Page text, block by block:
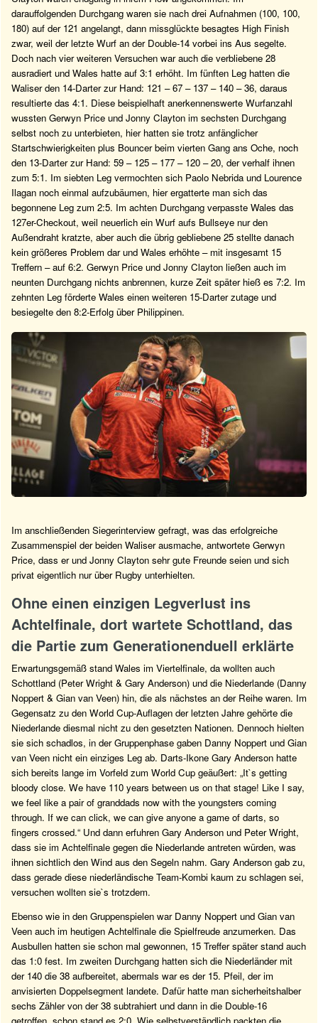
darauffolgenden Durchgang waren sie nach drei Aufnahmen (100, 100,
180) auf der 121 angelangt, dann missglückte besagtes High Finish
zwar, weil der letzte Wurf an der Double-14 vorbei ins Aus segelte.
Doch nach vier weiteren Versuchen war auch die verbliebene 28
ausradiert und Wales hatte auf 3:1 erhöht. Im fünften Leg hatten die
Waliser den 14-Darter zur Hand: 121 – 67 – 137 – 140 – 36, daraus
resultierte das 4:1. Diese beispielhaft anerkennenswerte Wurfanzahl
wussten Gerwyn Price und Jonny Clayton im sechsten Durchgang
selbst noch zu unterbieten, hier hatten sie trotz anfänglicher
Startschwierigkeiten plus Bouncer beim vierten Gang ans Oche, noch
den 13-Darter zur Hand: 59 – 125 – 177 – 120 – 20, der verhalf ihnen
zum 5:1. Im siebten Leg vermochten sich Paolo Nebrida und Lourence
Ilagan noch einmal aufzubäumen, hier ergatterte man sich das
begonnene Leg zum 2:5. Im achten Durchgang verpasste Wales das
127er-Checkout, weil neuerlich ein Wurf aufs Bullseye nur den
Außendraht kratzte, aber auch die übrig gebliebene 25 stellte danach
kein größeres Problem dar und Wales erhöhte – mit insgesamt 15
Treffern – auf 6:2. Gerwyn Price und Jonny Clayton ließen auch im
neunten Durchgang nichts anbrennen, kurze Zeit später hieß es 7:2. Im
zehnten Leg förderte Wales einen weiteren 15-Darter zutage und
besiegelte den 8:2-Erfolg über Philippinen.
Im anschließenden Siegerinterview gefragt, was das erfolgreiche
Zusammenspiel der beiden Waliser ausmache, antwortete Gerwyn
Price, dass er und Jonny Clayton sehr gute Freunde seien und sich
privat eigentlich nur über Rugby unterhielten.
Ohne einen einzigen Legverlust ins
Achtelfinale, dort wartete Schottland, das
die Partie zum Generationenduell erklärte
Erwartungsgemäß stand Wales im Viertelfinale, da wollten auch
Schottland (Peter Wright & Gary Anderson) und die Niederlande (Danny
Noppert & Gian van Veen) hin, die als nächstes an der Reihe waren. Im
Gegensatz zu den World Cup-Auflagen der letzten Jahre gehörte die
Niederlande diesmal nicht zu den gesetzten Nationen. Dennoch hielten
sie sich schadlos, in der Gruppenphase gaben Danny Noppert und Gian
van Veen nicht ein einziges Leg ab. Darts-Ikone Gary Anderson hatte
sich bereits lange im Vorfeld zum World Cup geäußert: „It`s getting
bloody close. We have 110 years between us on that stage! Like I say,
we feel like a pair of granddads now with the youngsters coming
through. If we can click, we can give anyone a game of darts, so
fingers crossed.“ Und dann erfuhren Gary Anderson und Peter Wright,
dass sie im Achtelfinale gegen die Niederlande antreten würden, was
ihnen sichtlich den Wind aus den Segeln nahm. Gary Anderson gab zu,
dass gerade diese niederländische Team-Kombi kaum zu schlagen sei,
versuchen wollten sie`s trotzdem.
Ebenso wie in den Gruppenspielen war Danny Noppert und Gian van
Veen auch im heutigen Achtelfinale die Spielfreude anzumerken. Das
Ausbullen hatten sie schon mal gewonnen, 15 Treffer später stand auch
das 1:0 fest. Im zweiten Durchgang hatten sich die Niederländer mit
der 140 die 38 aufbereitet, abermals war es der 15. Pfeil, der im
anvisierten Doppelsegment landete. Dafür hatte man sicherheitshalber
sechs Zähler von der 38 subtrahiert und dann in die Double-16